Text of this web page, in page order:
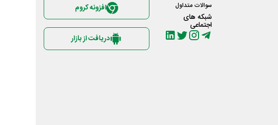
سوالات متداول
شبکه های
اجتماعی
افزونه کروم
دریافت از بازار